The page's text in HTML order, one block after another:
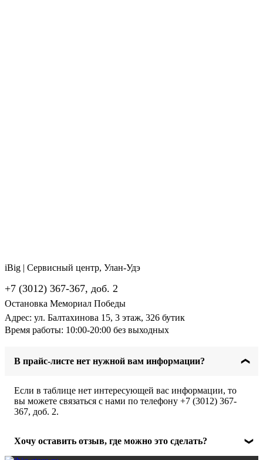
iBig | Сервисный центр, Улан-Удэ
+7 (3012) 367-367, доб. 2
Остановка Мемориал Победы
Адрес: ул. Балтахинова 15, 3 этаж, 326 бутик
Время работы: 10:00-20:00 без выходных
В прайс-листе нет нужной вам информации?
Если в таблице нет интересующей вас информации, то
вы можете связаться с нами по телефону +7 (3012) 367-
367, доб. 2.
Хочу оставить отзыв, где можно это сделать?